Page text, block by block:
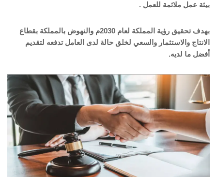
بيئة عمل ملائمة للعمل .
بهدف تحقيق رؤية المملكة لعام 2030م والنهوض بالمملكة بقطاع
الانتاج والاستثمار والسعي لخلق حالة لدى العامل تدفعه لتقديم
أفضل ما لديه.